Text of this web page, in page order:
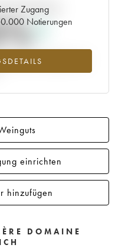
Zugang
Notierungen
2026 im Vergleich zum
einrichten
hinzufügen
DOMAINE